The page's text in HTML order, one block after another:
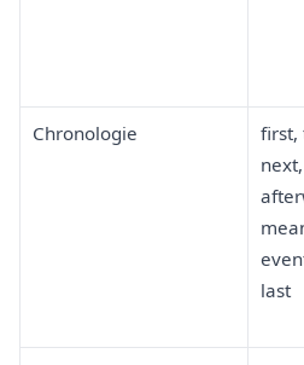
Chronologie
first,
next,
last